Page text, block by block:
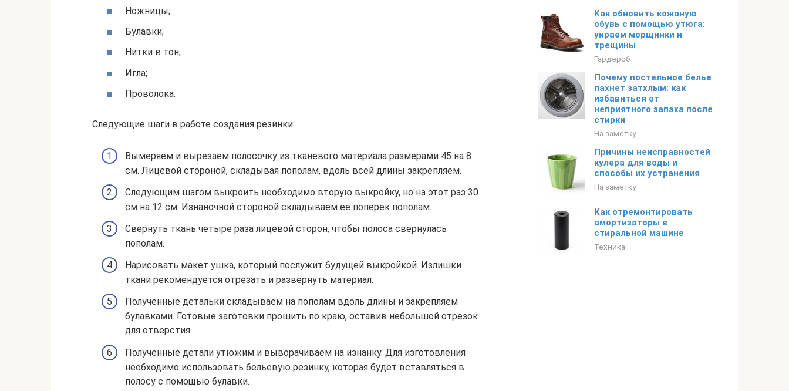
Ножницы;
Булавки;
Нитки в тон;
Игла;
Проволока.
Следующие шаги в работе создания резинки:
Вымеряем и вырезаем полосочку из тканевого материала размерами 45 на 8
см. Лицевой стороной, складывая пополам, вдоль всей длины закрепляем.
Следующим шагом выкроить необходимо вторую выкройку, но на этот раз 30
см на 12 см. Изнаночной стороной складываем ее поперек пополам.
Свернуть ткань четыре раза лицевой сторон, чтобы полоса свернулась
пополам.
Нарисовать макет ушка, который послужит будущей выкройкой. Излишки
ткани рекомендуется отрезать и развернуть материал.
Полученные детальки складываем на пополам вдоль длины и закрепляем
булавками. Готовые заготовки прошить по краю, оставив небольшой отрезок
для отверстия.
Полученные детали утюжим и выворачиваем на изнанку. Для изготовления
необходимо использовать бельевую резинку, которая будет вставляться в
полосу с помощью булавки.
Как обновить кожаную
обувь с помощью утюга:
уираем морщинки и
трещины
Гардероб
Почему постельное белье
пахнет затхлым: как
избавиться от
неприятного запаха после
стирки
На заметку
Причины неисправностей
кулера для воды и
способы их устранения
На заметку
Как отремонтировать
амортизаторы в
стиральной машине
Техника